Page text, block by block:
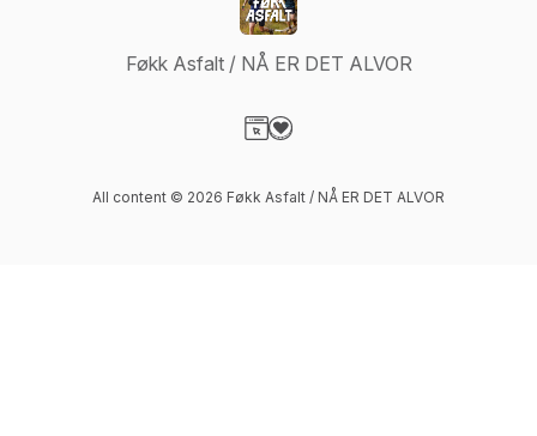
Føkk Asfalt / NÅ ER DET ALVOR
All content © 2026 Føkk Asfalt / NÅ ER DET ALVOR